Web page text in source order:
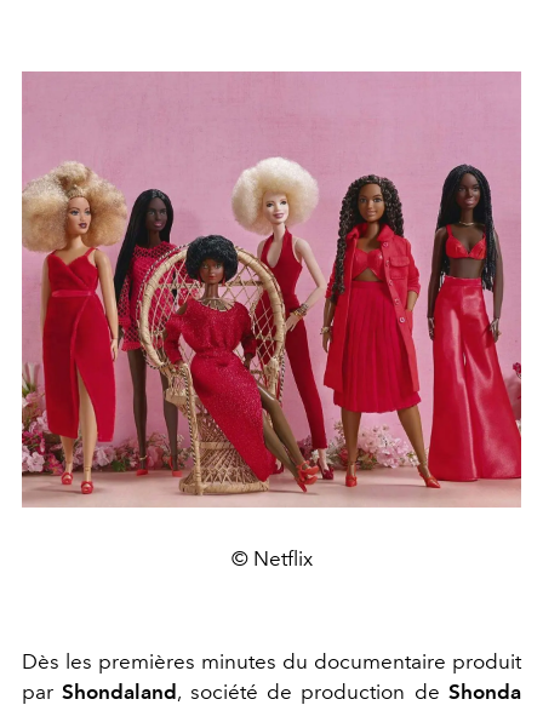
© Netflix
Dès les premières minutes du documentaire produit
parShondaland, société de production deShonda